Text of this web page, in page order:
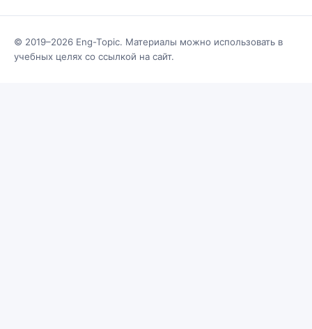
© 2019–2026 Eng-Topic. Материалы можно использовать в
учебных целях со ссылкой на сайт.